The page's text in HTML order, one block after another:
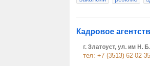
Кадровое
г. Златоуст, ул. им Н.
тел: +7 (3513) 62-02-35